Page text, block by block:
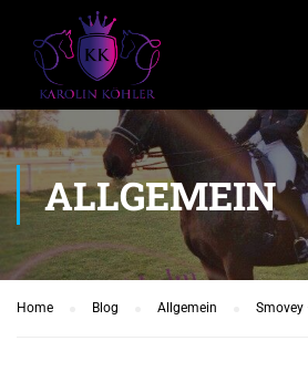
ALLGEMEIN
Home Blog Allgemein Smovey